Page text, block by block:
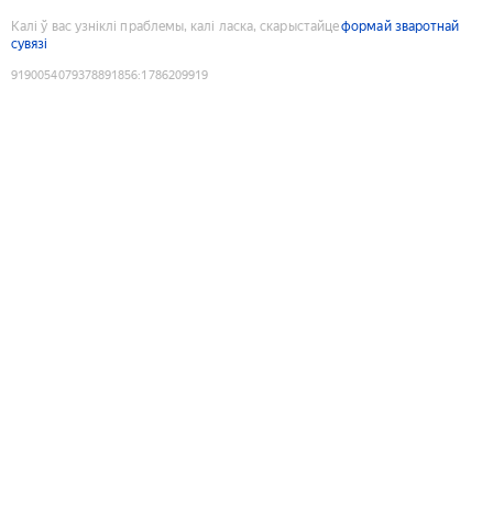
Калі ў вас узніклі праблемы, калі ласка, скарыстайцеформай зваротнай
сувязі
9190054079378891856:1786209919